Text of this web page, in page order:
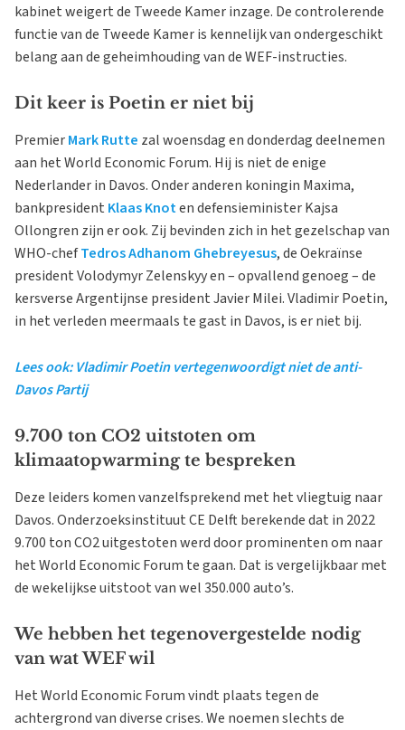
kabinet weigert de Tweede Kamer inzage. De controlerende
functie van de Tweede Kamer is kennelijk van ondergeschikt
belang aan de geheimhouding van de WEF-instructies.
Dit keer is Poetin er niet bij
PremierMark Rutte zal woensdag en donderdag deelnemen
aan het World Economic Forum. Hij is niet de enige
Nederlander in Davos. Onder anderen koningin Maxima,
bankpresident Klaas Knoten defensieminister Kajsa
Ollongren zijn er ook. Zij bevinden zich in het gezelschap van
WHO-chefTedros Adhanom Ghebreyesus, de Oekraïnse
president Volodymyr Zelenskyy en – opvallend genoeg – de
kersverse Argentijnse president Javier Milei. Vladimir Poetin,
in het verleden meermaals te gast in Davos, is er niet bij.
Lees ook: Vladimir Poetin vertegenwoordigt niet de anti-
Davos Partij
9.700 ton CO2 uitstoten om
klimaatopwarming te bespreken
Deze leiders komen vanzelfsprekend met het vliegtuig naar
Davos. Onderzoeksinstituut CE Delft berekende dat in 2022
9.700 ton CO2 uitgestoten werd door prominenten om naar
het World Economic Forum te gaan. Dat is vergelijkbaar met
de wekelijkse uitstoot van wel 350.000 auto’s.
We hebben het tegenovergestelde nodig
van wat WEF wil
Het World Economic Forum vindt plaats tegen de
achtergrond van diverse crises. We noemen slechts de